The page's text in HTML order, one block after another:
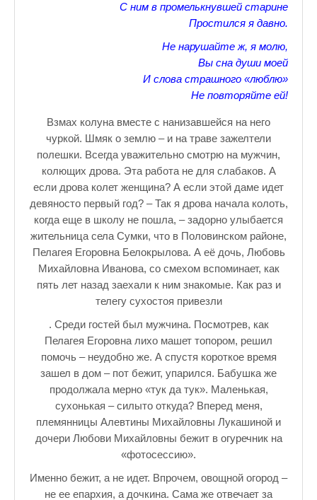
♪♫Nostalgia melody★
ЗАЛЫ ДЛЯ НАСТОЛЬНОГО ТЕННИСА В ПУШКИНЕ
♪♫Анекдоты★
♪♫Рассказы 3★
♪♫Все тексты новых песен★
♪♫Детские песенки★
♪♫Красивые стихи★
♪♫Песни Высоцкого★
♪♫Eще раз про любовь★
♪♫Песни в стиле реп★
♪♫♪♫Романсы♪♫♪♫
♪♫Рассказы★
♪♫Рассказы 2★
Top видео студии
Лучшее фото дня
С ним в промелькнувшей старине
Простился я давно.
Не нарушайте ж, я молю,
Вы сна души моей
И слова страшного «люблю»
Не повторяйте ей!
Взмах колуна вместе с нанизавшейся на него
чуркой. Шмяк о землю – и на траве зажелтели
полешки. Всегда уважительно смотрю на мужчин,
колющих дрова. Эта работа не для слабаков. А
если дрова колет женщина? А если этой даме идет
девяносто первый год? – Так я дрова начала колоть,
когда еще в школу не пошла, – задорно улыбается
жительница села Сумки, что в Половинском районе,
Пелагея Егоровна Белокрылова. А её дочь, Любовь
Михайловна Иванова, со смехом вспоминает, как
пять лет назад заехали к ним знакомые. Как раз и
телегу сухостоя привезли
. Среди гостей был мужчина. Посмотрев, как
Пелагея Егоровна лихо машет топором, решил
помочь – неудобно же. А спустя короткое время
зашел в дом – пот бежит, упарился. Бабушка же
продолжала мерно «тук да тук». Маленькая,
сухонькая – силыто откуда? Вперед меня,
племянницы Алевтины Михайловны Лукашиной и
дочери Любови Михайловны бежит в огуречник на
«фотосессию».
Именно бежит, а не идет. Впрочем, овощной огород –
не ее епархия, а дочкина. Сама же отвечает за